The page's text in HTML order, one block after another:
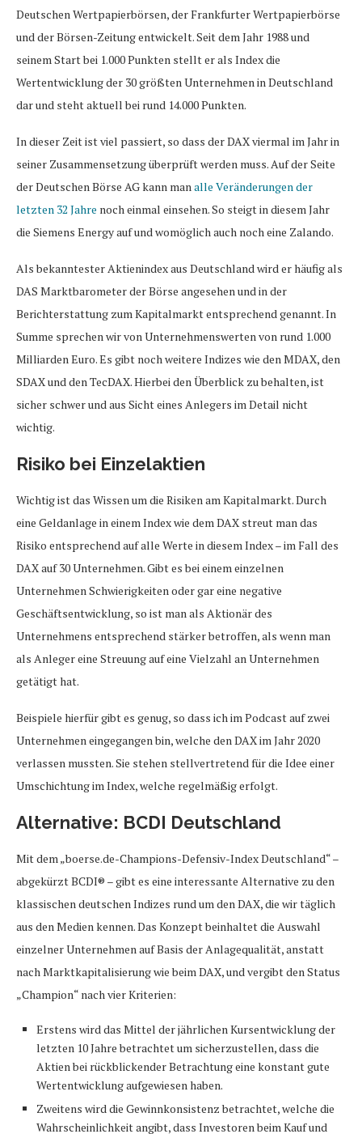
Deutschen Wertpapierbörsen, der Frankfurter Wertpapierbörse
und der Börsen-Zeitung entwickelt. Seit dem Jahr 1988 und
seinem Start bei 1.000 Punkten stellt er als Index die
Wertentwicklung der 30 größten Unternehmen in Deutschland
dar und steht aktuell bei rund 14.000 Punkten.
In dieser Zeit ist viel passiert, so dass der DAX viermal im Jahr in
seiner Zusammensetzung überprüft werden muss. Auf der Seite
der Deutschen Börse AG kann man alle Veränderungen der
letzten 32 Jahre noch einmal einsehen. So steigt in diesem Jahr
die Siemens Energy auf und womöglich auch noch eine Zalando.
Als bekanntester Aktienindex aus Deutschland wird er häufig als
DAS Marktbarometer der Börse angesehen und in der
Berichterstattung zum Kapitalmarkt entsprechend genannt. In
Summe sprechen wir von Unternehmenswerten von rund 1.000
Milliarden Euro. Es gibt noch weitere Indizes wie den MDAX, den
SDAX und den TecDAX. Hierbei den Überblick zu behalten, ist
sicher schwer und aus Sicht eines Anlegers im Detail nicht
wichtig.
Risiko bei Einzelaktien
Wichtig ist das Wissen um die Risiken am Kapitalmarkt. Durch
eine Geldanlage in einem Index wie dem DAX streut man das
Risiko entsprechend auf alle Werte in diesem Index – im Fall des
DAX auf 30 Unternehmen. Gibt es bei einem einzelnen
Unternehmen Schwierigkeiten oder gar eine negative
Geschäftsentwicklung, so ist man als Aktionär des
Unternehmens entsprechend stärker betroffen, als wenn man
als Anleger eine Streuung auf eine Vielzahl an Unternehmen
getätigt hat.
Beispiele hierfür gibt es genug, so dass ich im Podcast auf zwei
Unternehmen eingegangen bin, welche den DAX im Jahr 2020
verlassen mussten. Sie stehen stellvertretend für die Idee einer
Umschichtung im Index, welche regelmäßig erfolgt.
Alternative: BCDI Deutschland
Mit dem „boerse.de-Champions-Defensiv-Index Deutschland“ –
abgekürzt BCDI® – gibt es eine interessante Alternative zu den
klassischen deutschen Indizes rund um den DAX, die wir täglich
aus den Medien kennen. Das Konzept beinhaltet die Auswahl
einzelner Unternehmen auf Basis der Anlagequalität, anstatt
nach Marktkapitalisierung wie beim DAX, und vergibt den Status
„Champion“ nach vier Kriterien:
Erstens wird das Mittel der jährlichen Kursentwicklung der
letzten 10 Jahre betrachtet um sicherzustellen, dass die
Aktien bei rückblickender Betrachtung eine konstant gute
Wertentwicklung aufgewiesen haben.
Zweitens wird die Gewinnkonsistenz betrachtet, welche die
Wahrscheinlichkeit angibt, dass Investoren beim Kauf und